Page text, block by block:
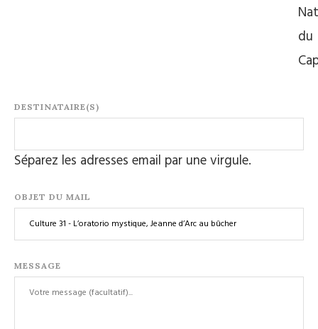
du
DESTINATAIRE(S)
Séparez les adresses email par une virgule.
OBJET DU MAIL
MESSAGE